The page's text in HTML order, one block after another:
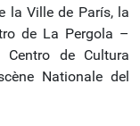
la Ville de París, la
de La Pergola –
Centro de Cultura
Nationale del